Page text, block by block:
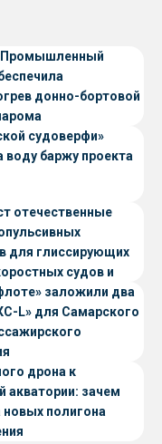
донно-бортовой
проекта CNF22
судоверфи»
воду баржу проекта
отечественные
для глиссирующих
судов и
осадкой
заложили два
L» для Самарского
дрона к
акватории: зачем
новых полигона